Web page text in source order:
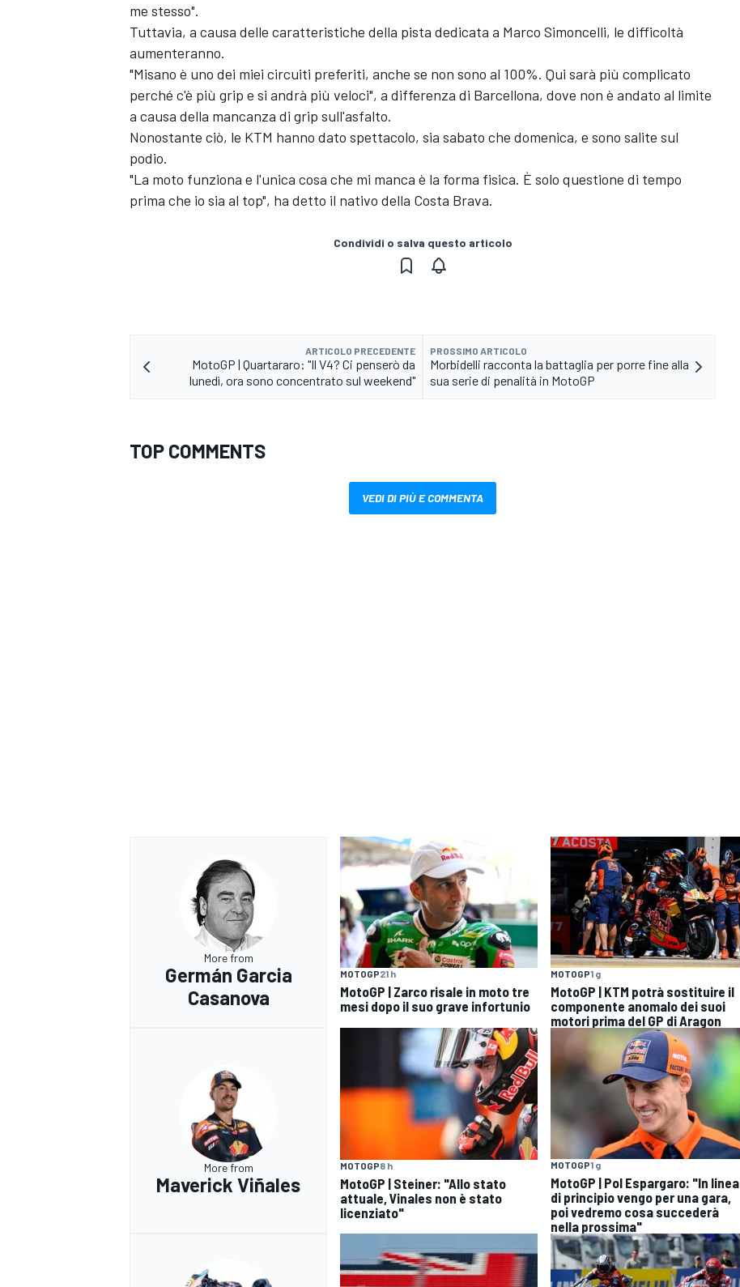
ENDURANCE/GT
me stesso".
Tuttavia, a causa delle caratteristiche della pista dedicata a Marco Simoncelli, le difficoltà
aumenteranno.
"Misano è uno dei miei circuiti preferiti, anche se non sono al 100%. Qui sarà più complicato
perché c'è più grip e si andrà più veloci", a differenza di Barcellona, dove non è andato al limite
a causa della mancanza di grip sull'asfalto.
Nonostante ciò, le KTM hanno dato spettacolo, sia sabato che domenica, e sono salite sul
podio.
"La moto funziona e l'unica cosa che mi manca è la forma fisica. È solo questione di tempo
prima che io sia al top", ha detto il nativo della Costa Brava.
Condividi o salva questo articolo
ARTICOLO PRECEDENTE
MotoGP | Quartararo: "Il V4? Ci penserò da
lunedì, ora sono concentrato sul weekend"
PROSSIMO ARTICOLO
Morbidelli racconta la battaglia per porre fine alla
sua serie di penalità in MotoGP
TOP COMMENTS
VEDI DI PIÙ E COMMENTA
More from
Germán Garcia
Casanova
MOTOGP21 h
MotoGP | Zarco risale in moto tre
mesi dopo il suo grave infortunio
MOTOGP1 g
MotoGP | KTM potrà sostituire il
componente anomalo dei suoi
motori prima del GP di Aragon
More from
Maverick Viñales
MOTOGP8 h
MotoGP | Steiner: "Allo stato
attuale, Vinales non è stato
licenziato"
MOTOGP1 g
MotoGP | Pol Espargaro: "In linea
di principio vengo per una gara,
poi vedremo cosa succederà
nella prossima"